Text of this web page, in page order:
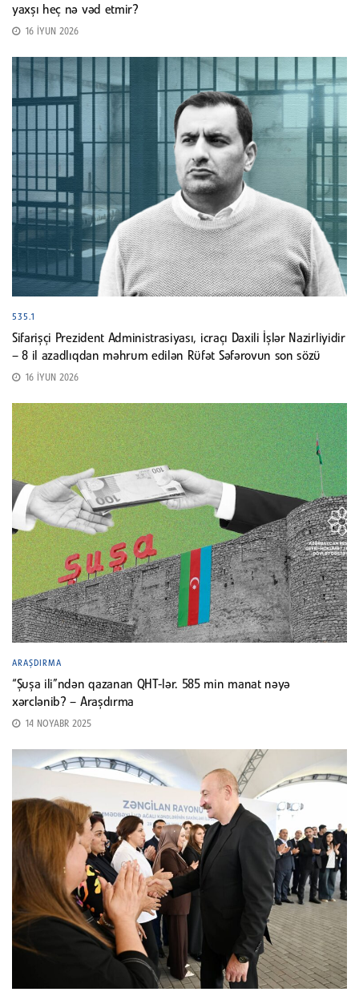
yaxşı heç nə vəd etmir?
16 İYUN 2026
535.1
Sifarişçi Prezident Administrasiyası, icraçı Daxili İşlər Nazirliyidir
– 8 il azadlıqdan məhrum edilən Rüfət Səfərovun son sözü
16 İYUN 2026
ARAŞDIRMA
“Şuşa ili”ndən qazanan QHT-lər. 585 min manat nəyə
xərclənib? – Araşdırma
14 NOYABR 2025